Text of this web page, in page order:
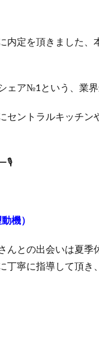
内定を頂きました
ェア№1という、業
セントラルキッチ
🎙
機）
んとの出会いは夏季
丁寧に指導して頂